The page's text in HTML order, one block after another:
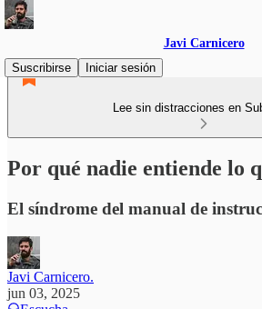
Javi Carnicero
Suscribirse
Iniciar sesión
Lee sin distracciones en
Por qué nadie entiende lo
El síndrome del manual de
Javi Carnicero.
jun 03, 2025